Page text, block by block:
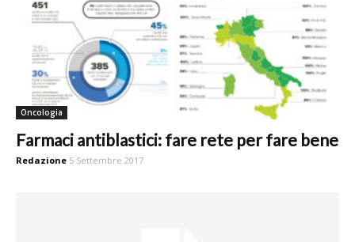
Oncologia
Farmaci antiblastici: fare rete per fare bene
Redazione 5 Settembre 2017